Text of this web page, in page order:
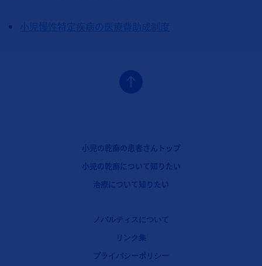
小児慢性特定疾病の医療費助成制度
小児の乾癬の患者さんトップ
小児の乾癬について知りたい
治療について知りたい
Legal [Footer Second]ノバルティスについて
リンク集
プライバシーポリシー